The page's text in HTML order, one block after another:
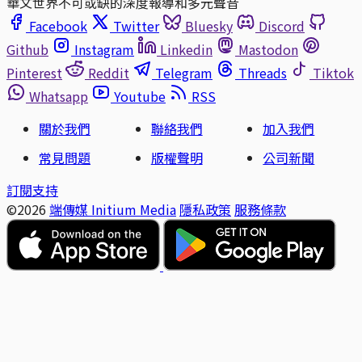
Facebook
Twitter Bluesky
Discord
Github
Instagram Linkedin
Mastodon
Pinterest
Reddit Telegram Threads
Tiktok
Whatsapp
Youtube
RSS
關於我們
聯絡我們
加入我們
常見問題
版權聲明
公司新聞
訂閱支持
©2026 端傳媒 Initium Media 隱私政策 服務條款